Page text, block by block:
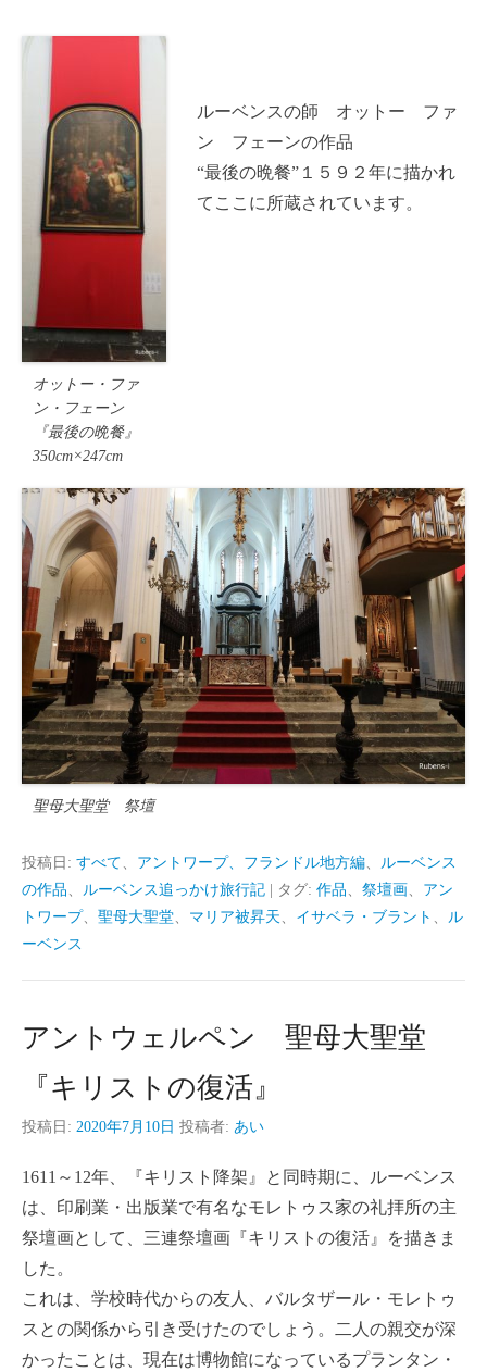
オットー・ファ
ン・フェーン
『最後の晩餐』
350cm×247cm
ルーベンスの師 オットー ファ
ン フェーンの作品
“最後の晩餐”１５９２年に描かれ
てここに所蔵されています。
聖母大聖堂 祭壇
投稿日: すべて アントワープ、フランドル地方編
ルーベンス
の作品
ルーベンス追っかけ旅行記 タグ: 作品 祭壇画
アン
トワープ、 聖母大聖堂 マリア被昇天 イサベラ・ブラント
ル
ーベンス
アントウェルペン 聖母大聖堂
『キリストの復活』
投稿日: 2020年7月10日 投稿者: あい
1611～12年、『キリスト降架』と同時期に、ルーベンス
は、印刷業・出版業で有名なモレトゥス家の礼拝所の主
祭壇画として、三連祭壇画『キリストの復活』を描きま
した。
これは、学校時代からの友人、バルタザール・モレトゥ
スとの関係から引き受けたのでしょう。二人の親交が深
かったことは、現在は博物館になっているプランタン・